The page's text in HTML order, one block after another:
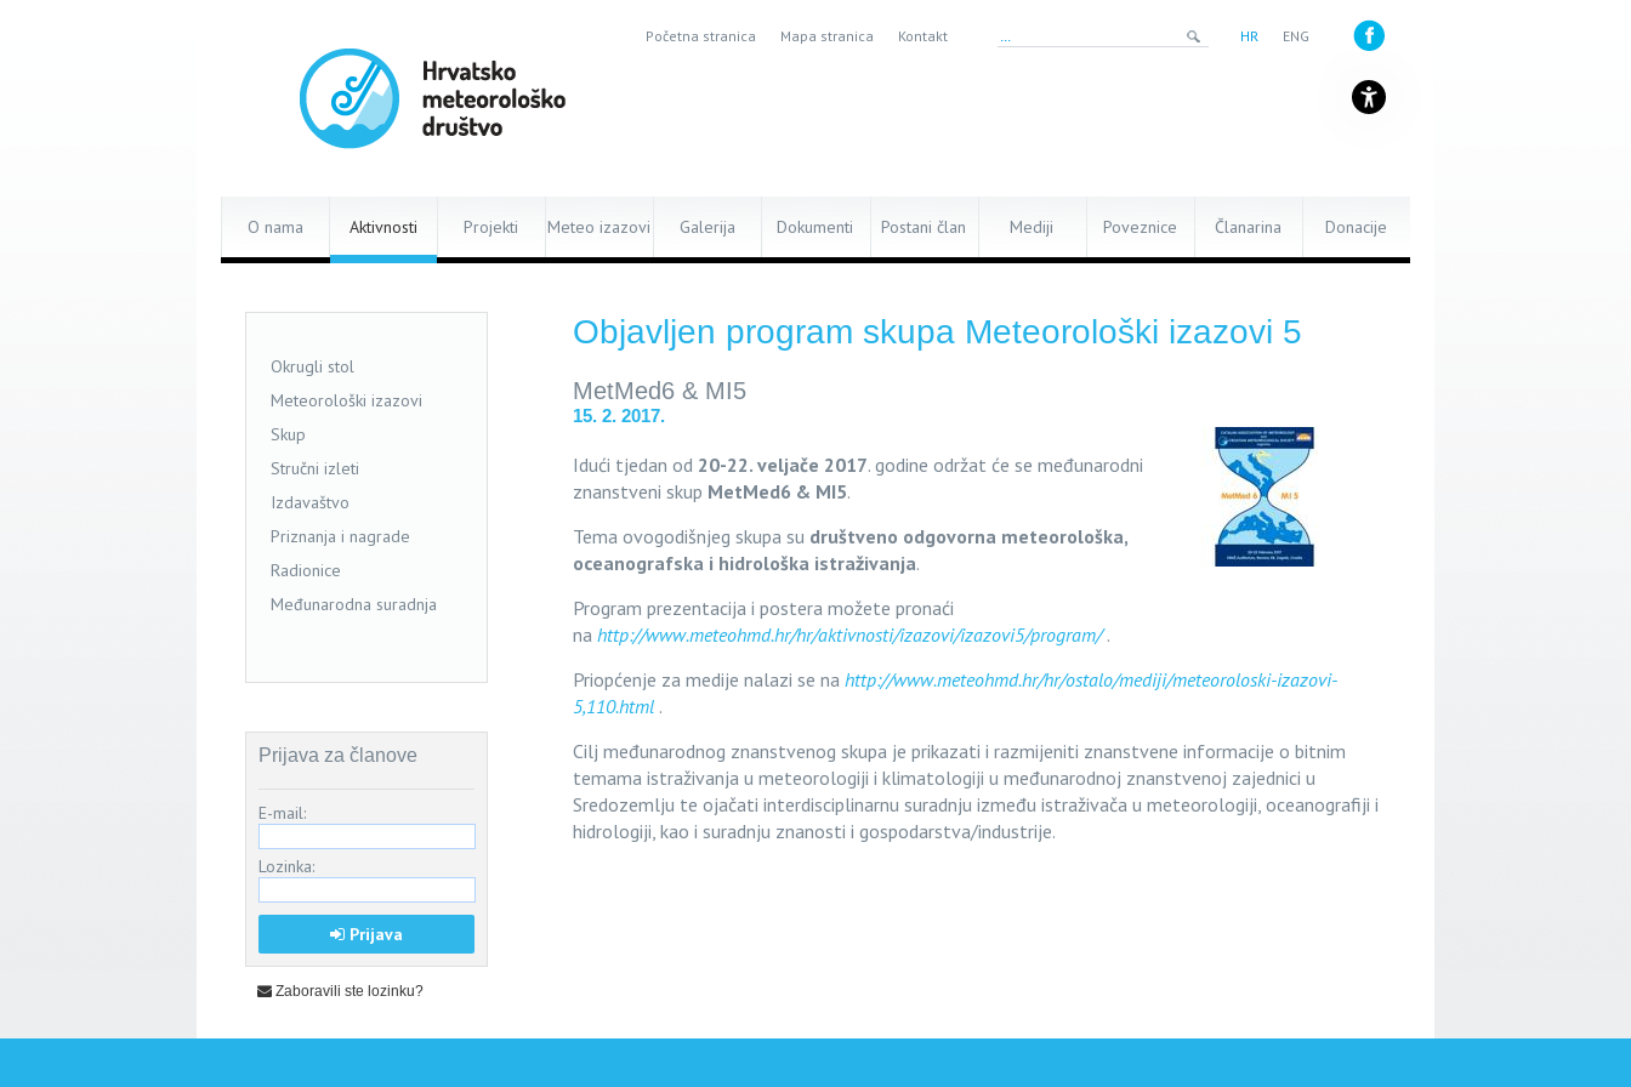
Početna stranica Mapa stranica Kontakt HR ENG
O nama Aktivnosti Projekti Meteo izazovi Galerija Dokumenti Postani član Mediji Poveznice Članarina Donacije
Objavljen program skupa Meteorološki izazovi 5
MetMed6 & MI5
15. 2. 2017.
Idući tjedan od 20-22. veljače 2017. godine održat će se međunarodni
znanstveni skup MetMed6 & MI5.
Tema ovogodišnjeg skupa su društveno odgovorna meteorološka,
oceanografska i hidrološka istraživanja.
Program prezentacija i postera možete pronaći
na http://www.meteohmd.hr/hr/aktivnosti/izazovi/izazovi5/program/.
Priopćenje za medije nalazi se na http://www.meteohmd.hr/hr/ostalo/mediji/meteoroloski-izazovi-
5,110.html .
Cilj međunarodnog znanstvenog skupa je prikazati i razmijeniti znanstvene informacije o bitnim
temama istraživanja u meteorologiji i klimatologiji u međunarodnoj znanstvenoj zajednici u
Sredozemlju te ojačati interdisciplinarnu suradnju između istraživača u meteorologiji, oceanografiji i
hidrologiji, kao i suradnju znanosti i gospodarstva/industrije.
Okrugli stol
Meteorološki izazovi
Skup
Stručni izleti
Izdavaštvo
Priznanja i nagrade
Radionice
Međunarodna suradnja
Prijava za članove
E-mail:
Lozinka:
Prijava
Zaboravili ste lozinku?